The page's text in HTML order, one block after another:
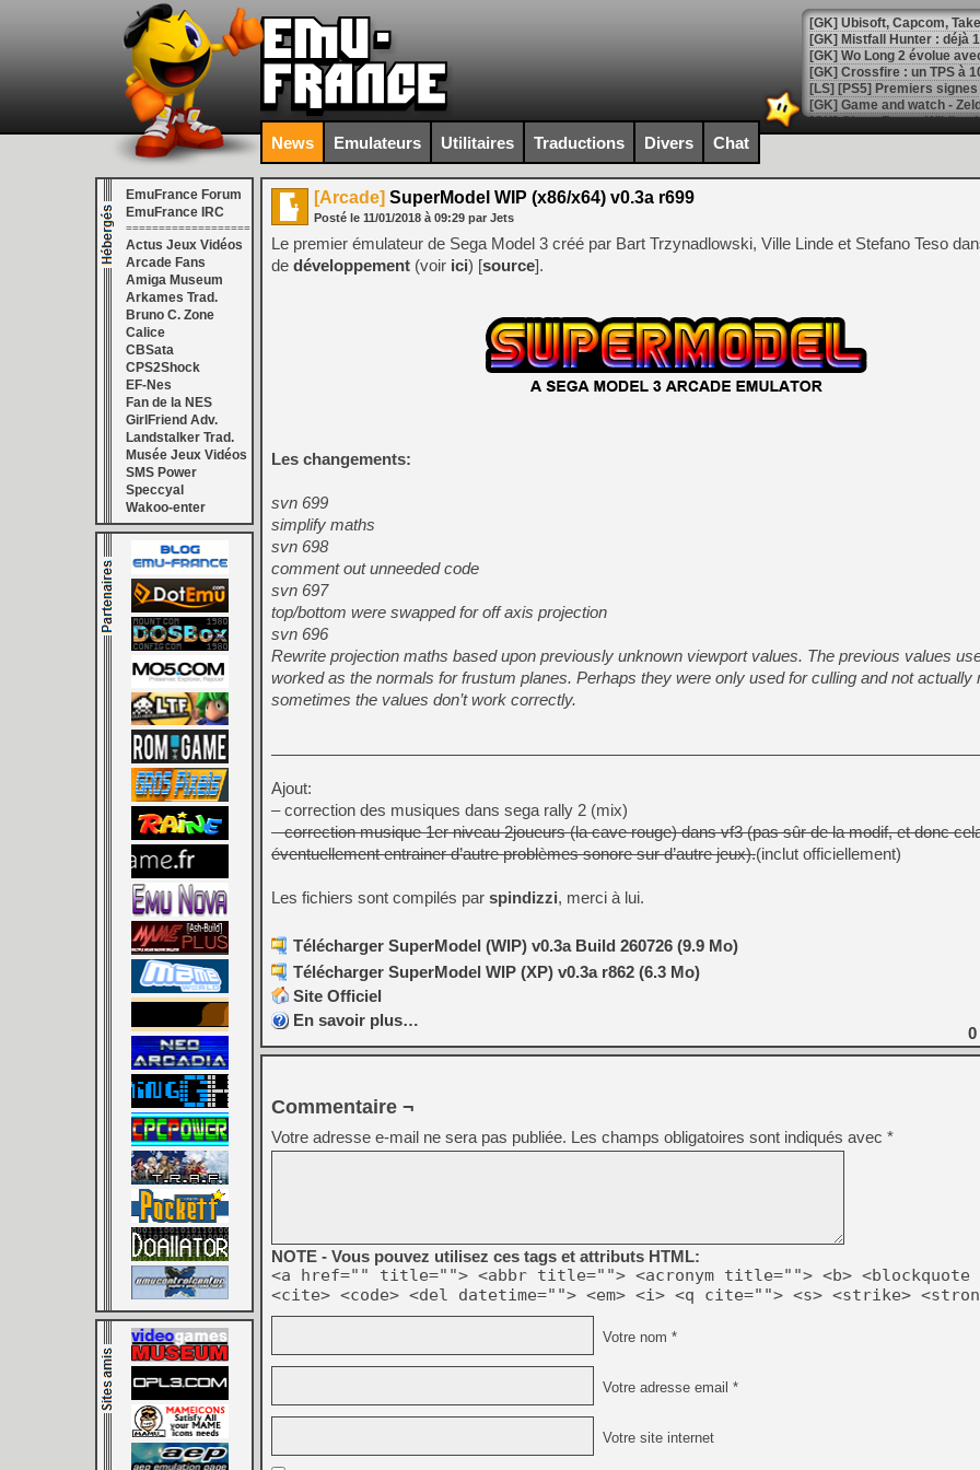
[GK] Mistfall Hunter : déjà
[GK] Wo Long 2 évolue
[GK] Crossfire : un TPS à
[LS] [PS5] Premiers
[Mo5] DOOM arrive en
[GK] Bethesda fête les 30
[GK] Roblox : l'action en
[GK] Agenda - GeForce
[GK] Devolver Digital en a
[LS] [PS5] ps5-y2jb-
[GK] Pourquoi Marvel
[GK] Test : Restory : Chill
[GK] GTA 6 : Rockstar
[GK] Hot Wheels Infinite
[GK] Mémoire cash -
[GK] Résultats Nintendo :
[GK] Déjà des
[Mo5] Brickboy cherche à
[GK] Minecraft et ses «
[GK] Beast of
[GK] Mémoire cash -
[GK] Dan Houser (GTA)
[GK] Comment EA Sports
[GK] Crimson Moon : un
[GK] Isle of Reveries : le
[GK] Moonlighter 2 : The
[GK] Capcom relance
[GK] Guillermo del Toro
[LTF] Eté 2026 - Séquence
News Emulateurs Utilitaires Traductions Divers Chat
EmuFrance Forum
EmuFrance IRC
===================
Actus Jeux Vidéos
Arcade Fans
Amiga Museum
Arkames Trad.
Bruno C. Zone
Calice
CBSata
CPS2Shock
EF-Nes
Fan de la NES
GirlFriend Adv.
Landstalker Trad.
Musée Jeux Vidéos
SMS Power
Speccyal
Wakoo-enter
[Arcade] SuperModel WIP (x86/x64) v0.3a r699
Posté le 11/01/2018 à 09:29 par Jets
Le premier émulateur de Sega Model 3 créé par Bart Trzynadlowski, Ville Linde et Stefano Teso
de développement (voir ici) [source].
Les changements:
svn 699
simplify maths
svn 698
comment out unneeded code
svn 697
top/bottom were swapped for off axis projection
svn 696
Rewrite projection maths based upon previously unknown viewport values. The previous values
worked as the normals for frustum planes. Perhaps they were only used for culling and not actually
sometimes the values don’t work correctly.
Ajout:
– correction des musiques dans sega rally 2 (mix)
– correction musique 1er niveau 2joueurs (la cave rouge) dans vf3 (pas sûr de la modif, et donc
éventuellement entrainer d’autre problèmes sonore sur d’autre jeux).(inclut officiellement)
Les fichiers sont compilés par spindizzi, merci à lui.
Télécharger SuperModel (WIP) v0.3a Build 260726 (9.9 Mo)
Télécharger SuperModel WIP (XP) v0.3a r862 (6.3 Mo)
Site Officiel
En savoir plus…
0
Commentaire ¬
Votre adresse e-mail ne sera pas publiée. Les champs obligatoires sont indiqués avec *
NOTE - Vous pouvez utilisez ces tags et attributs HTML:
<a href="" title=""> <abbr title=""> <acronym title=""> <b> <blockquote
<cite> <code> <del datetime=""> <em> <i> <q cite=""> <s> <strike>
Votre nom *
Votre adresse email *
Votre site internet